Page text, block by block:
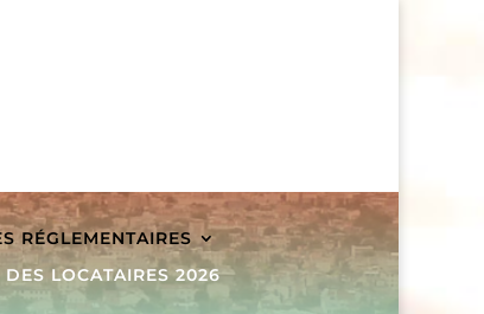
RÉGLEMENTAIRES
DES LOCATAIRES 2026